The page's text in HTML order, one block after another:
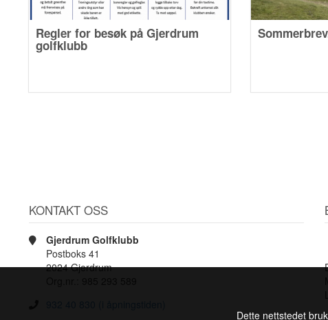
Regler for besøk på Gjerdrum
golfklubb
KONTAKT OSS
Gjerdrum Golfklubb
Postboks 41
2024 Gjerdrum
Dette nettstedet